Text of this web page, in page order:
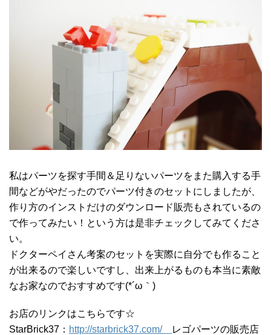
私はパーツを探す手間＆足りないパーツをまた購入する手
間などがやだったのでパーツ付きのセットにしましたが、
作り方のインストだけのダウンロード販売もされているの
で作ってみたい！という方は是非チェックしてみてくださ
い。
ドクターペイさん考案のセットを実際に自分でも作ること
が出来るので楽しいですし、出来上がるものも本当に素敵
なお家なのでおすすめです(*´ω｀)
お店のリンクはこちらです☆
StarBrick37： http://starbrick37.com/
レゴパーツの販売店